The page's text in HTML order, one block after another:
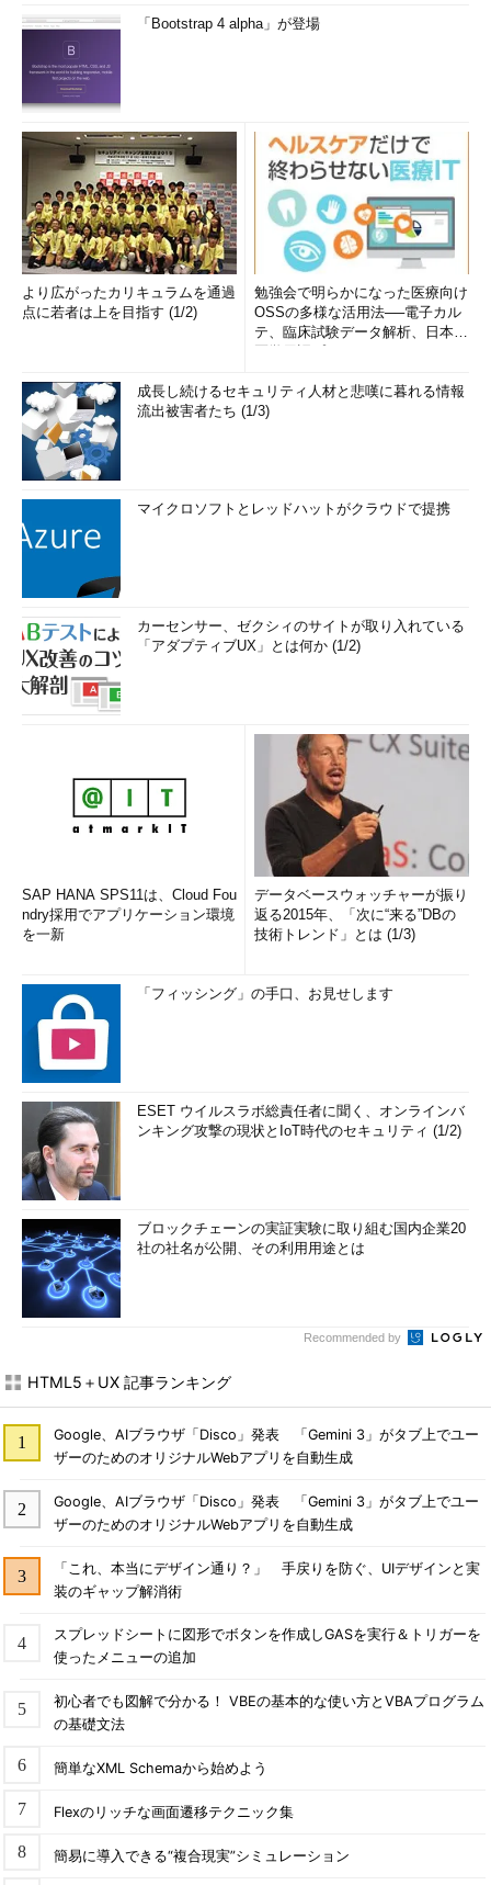
「Bootstrap 4 alpha」が登場
より広がったカリキュラムを通過
点に若者は上を目指す (1/2)
勉強会で明らかになった医療向け
OSSの多様な活用法──電子カル
テ、臨床試験データ解析、日本語
成長し続けるセキュリティ人材と悲嘆に暮れる情報
流出被害者たち (1/3)
マイクロソフトとレッドハットがクラウドで提携
カーセンサー、ゼクシィのサイトが取り入れている
「アダプティブUX」とは何か (1/2)
SAP HANA SPS11は、Cloud Fou
ndry採用でアプリケーション環境
を一新
データベースウォッチャーが振り
返る2015年、「次に“来る”DBの
技術トレンド」とは (1/3)
「フィッシング」の手口、お見せします
ESET ウイルスラボ総責任者に聞く、オンラインバ
ンキング攻撃の現状とIoT時代のセキュリティ (1/2)
ブロックチェーンの実証実験に取り組む国内企業20
社の社名が公開、その利用用途とは
Recommended by
HTML5＋UX 記事ランキング
Google、AIブラウザ「Disco」発表 「Gemini 3」がタブ上でユー
ザーのためのオリジナルWebアプリを自動生成
Google、AIブラウザ「Disco」発表 「Gemini 3」がタブ上でユー
ザーのためのオリジナルWebアプリを自動生成
「これ、本当にデザイン通り？」 手戻りを防ぐ、UIデザインと実
装のギャップ解消術
スプレッドシートに図形でボタンを作成しGASを実行＆トリガーを
使ったメニューの追加
初心者でも図解で分かる！ VBEの基本的な使い方とVBAプログラム
の基礎文法
簡単なXML Schemaから始めよう
Flexのリッチな画面遷移テクニック集
簡易に導入できる“複合現実”シミュレーション